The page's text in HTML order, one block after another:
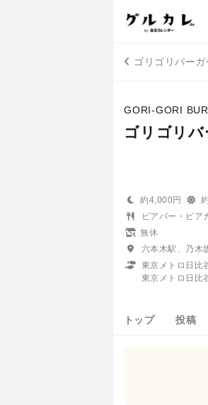
ゴリゴリバー
GORI-GORI
ゴリゴリ
約4,000円
ビアバー・ビア
無休
六本木駅、乃木
東京メトロ日比
東京メトロ日比
トップ 投稿